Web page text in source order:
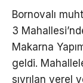
Bornovalı
3
Makarna
geldi.
sıyrılan yerel